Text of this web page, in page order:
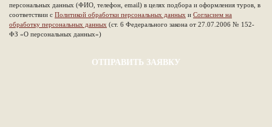
персональных данных (ФИО, телефон, email) в целях подбора и оформления туров, в
соответствии с Политикой обработки персональных данных и Согласием на
обработку персональных данных (ст. 6 Федерального закона от 27.07.2006 № 152-
ФЗ «О персональных данных»)